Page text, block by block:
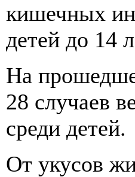
кишечных
детей до 14
На
28 случаев
среди детей.
От укусов